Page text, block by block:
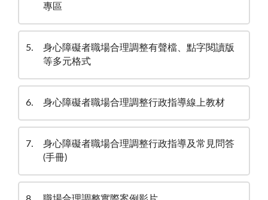
專區
5
身心障礙者職場合理調整有聲檔、點字閱讀版
等多元格式
6 身心障礙者職場合理調整行政指導線上教材
7
身心障礙者職場合理調整行政指導及常見問答
(手冊)